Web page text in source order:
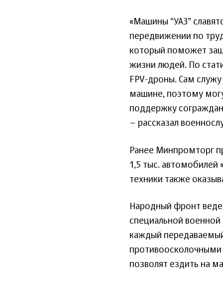
«Машины “УАЗ”
передвижении по
который поможет
жизни людей. По
FPV-дроны. Сам
машине, поэтому
поддержку
– рассказал
Ранее Минпромторг
1,5 тыс. автомобилей
техники также
Народный фронт
специальной
каждый
позволят ездить на